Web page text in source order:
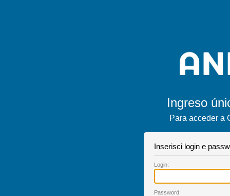
Ingreso
Para acceder a
Inserisci login e
L ogin:
Password: